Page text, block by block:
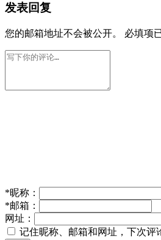
发表回复
您的邮箱地址不会被公开。 必填项
*昵称：
*邮箱：
网址：
记住昵称、邮箱和网址，下次评